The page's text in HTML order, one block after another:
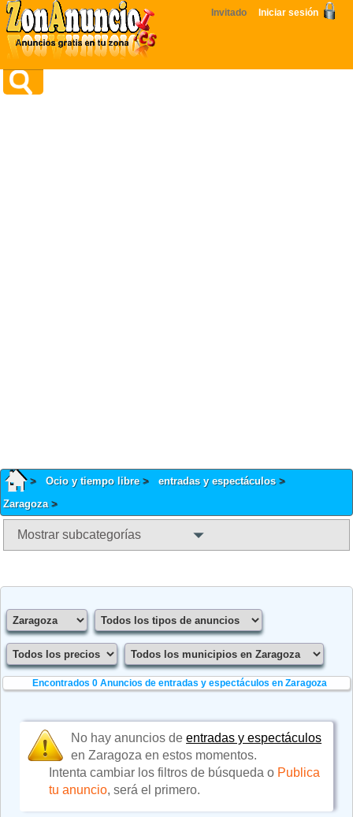
Invitado Iniciar sesión
Ocio y tiempo libre
entradas y espectáculos
Zaragoza
Mostrar subcategorías
Encontrados 0Anuncios de entradas y espectáculos en Zaragoza
No hay anuncios deentradas y espectáculos
en Zaragoza en estos momentos.
Intenta cambiar los filtros de búsqueda o Publica
tu anuncio, será el primero.